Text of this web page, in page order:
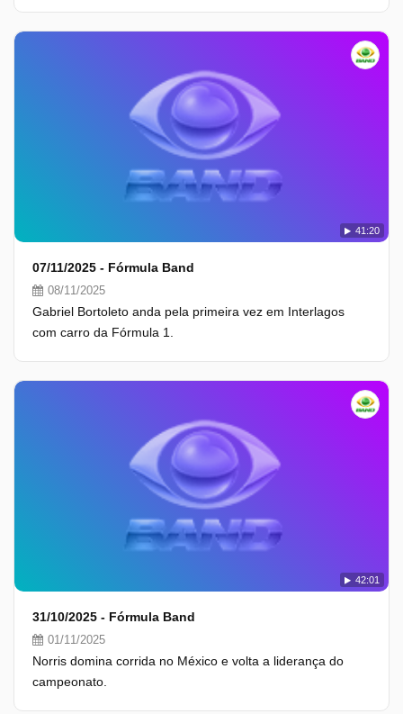
41:20
07/11/2025 - Fórmula Band
08/11/2025
Gabriel Bortoleto anda pela primeira vez em Interlagos
com carro da Fórmula 1.
42:01
31/10/2025 - Fórmula Band
01/11/2025
Norris domina corrida no México e volta a liderança do
campeonato.